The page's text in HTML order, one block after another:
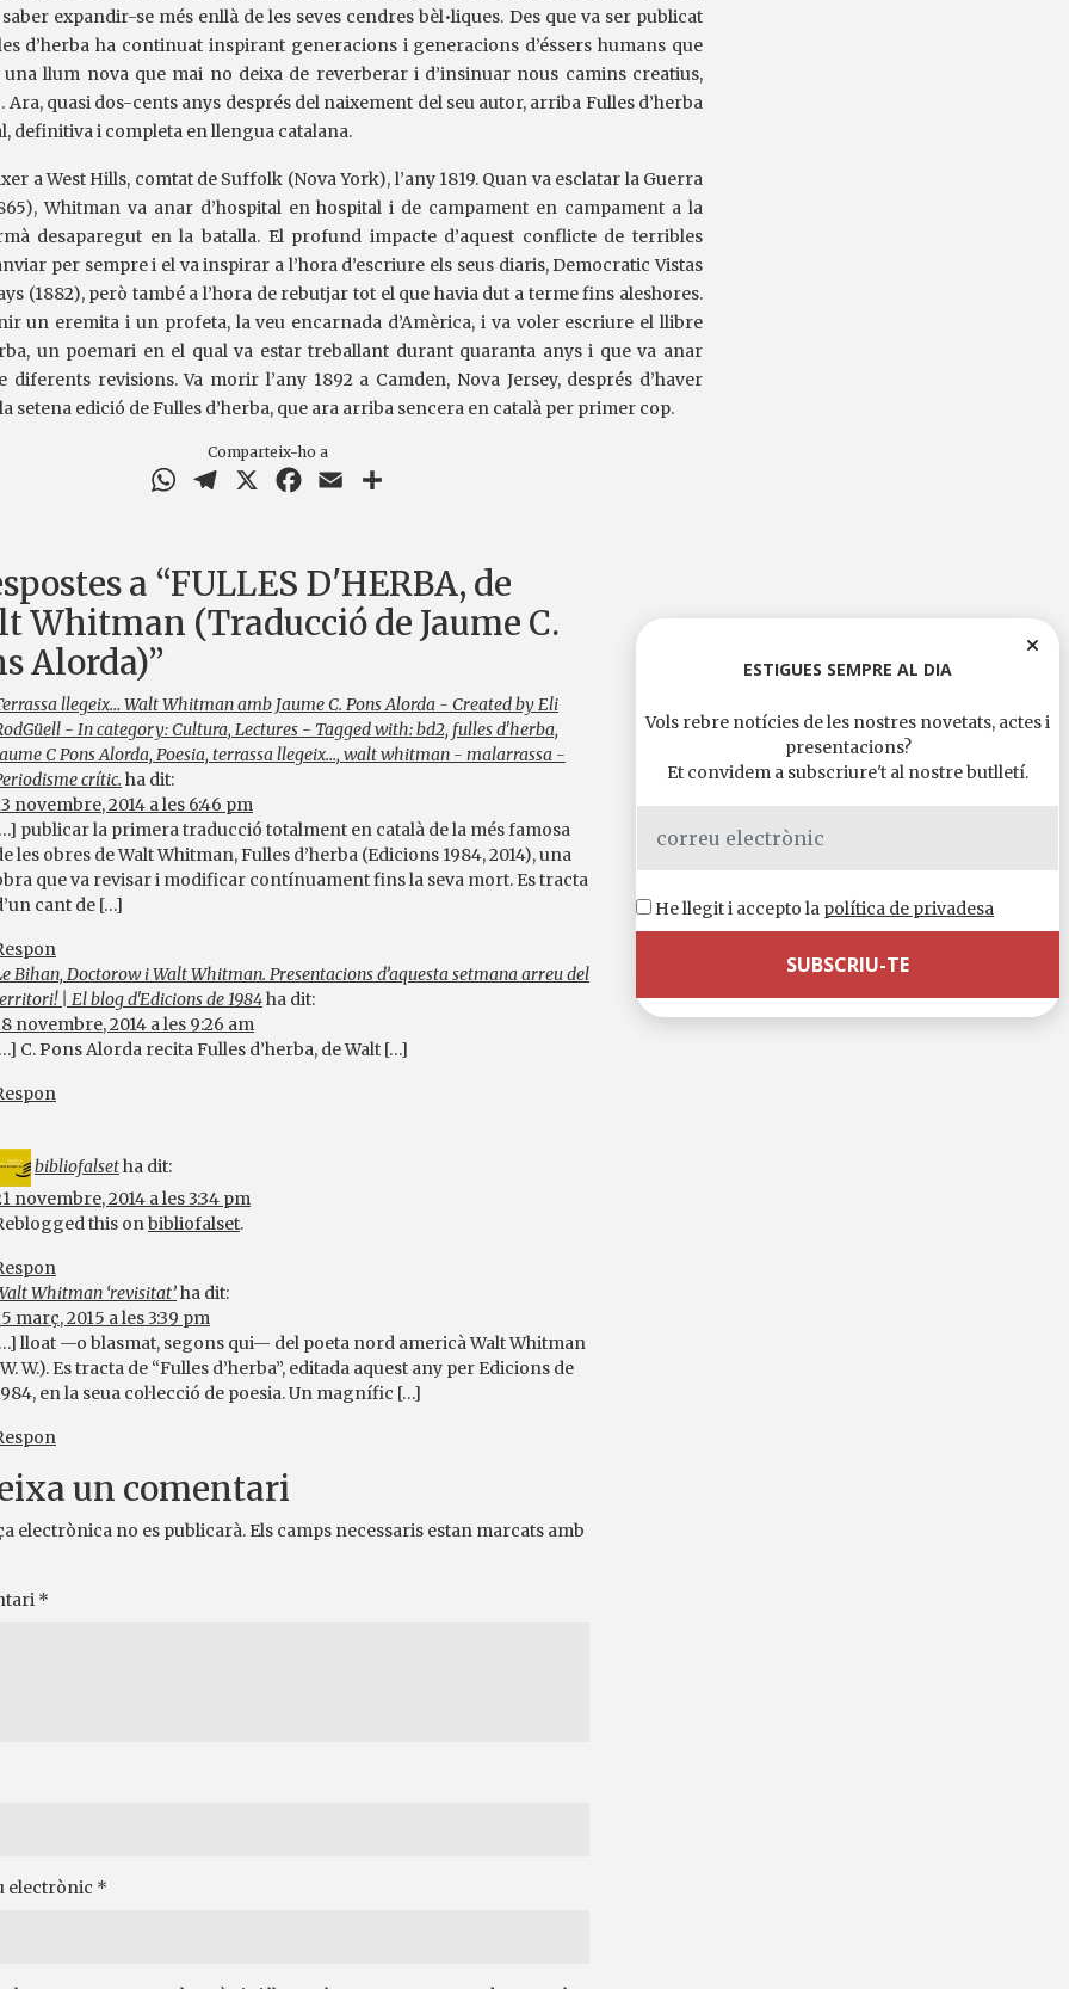
expandir-se més enllà de les seves cendres bèl•liques. Des que va ser publicat
d’herba ha continuat inspirant generacions i generacions d’éssers humans que
llum nova que mai no deixa de reverberar i d’insinuar nous camins creatius,
quasi dos-cents anys després del naixement del seu autor, arriba Fulles d’herba
definitiva i completa en llengua catalana.
a West Hills, comtat de Suffolk (Nova York), l’any 1819. Quan va esclatar la Guerra
Whitman va anar d’hospital en hospital i de campament en campament a la
desaparegut en la batalla. El profund impacte d’aquest conflicte de terribles
per sempre i el va inspirar a l’hora d’escriure els seus diaris, Democratic Vistas
(1882), però també a l’hora de rebutjar tot el que havia dut a terme fins aleshores.
un eremita i un profeta, la veu encarnada d’Amèrica, i va voler escriure el llibre
un poemari en el qual va estar treballant durant quaranta anys i que va anar
diferents revisions. Va morir l’any 1892 a Camden, Nova Jersey, després d’haver
setena edició de Fulles d’herba, que ara arriba sencera en català per primer cop.
Comparteix-ho a
WhatsAppTelegram Facebook
Email
a “FULLES D'HERBA, de
Whitman (Traducció de Jaume C.
Alorda)”
llegeix… Walt Whitman amb Jaume C. Pons Alorda - Created by Eli
- In category: Cultura, Lectures - Tagged with: bd2, fulles d'herba,
C Pons Alorda, Poesia, terrassa llegeix..., walt whitman - malarrassa -
crític. ha dit:
novembre, 2014 a les 6:46 pm
publicar la primera traducció totalment en català de la més famosa
les obres de Walt Whitman, Fulles d’herba (Edicions 1984, 2014), una
que va revisar i modificar contínuament fins la seva mort. Es tracta
cant de […]
Bihan, Doctorow i Walt Whitman. Presentacions d’aquesta setmana arreu del
| El blog d'Edicions de 1984ha dit:
novembre, 2014 a les 9:26 am
C. Pons Alorda recita Fulles d’herba, de Walt […]
bibliofalsetha dit:
novembre, 2014 a les 3:34 pm
this onbibliofalset.
Whitman ‘revisitat’ha dit:
març, 2015 a les 3:39 pm
lloat —o blasmat, segons qui— del poeta nord americà Walt Whitman
W.). Es tracta de “Fulles d’herba”, editada aquest any per Edicions de
en la seua col·lecció de poesia. Un magnífic […]
un comentari
electrònica no es publicarà. Els camps necessaris estan marcats amb
*
electrònic *
ESTIGUES SEMPRE AL DIA
Vols rebre notícies de les nostres novetats, actes i
presentacions?
Et convidem a subscriure't al nostre butlletí.
He llegit i accepto la política de privadesa